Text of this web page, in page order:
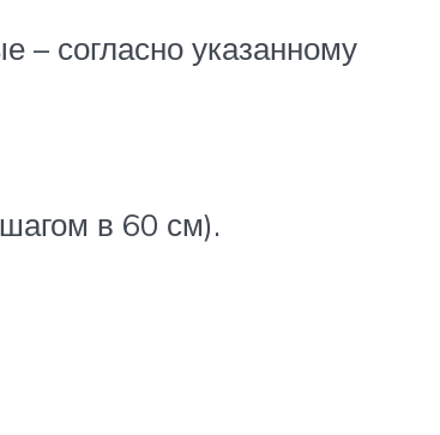
– согласно указанному
в 60 см).